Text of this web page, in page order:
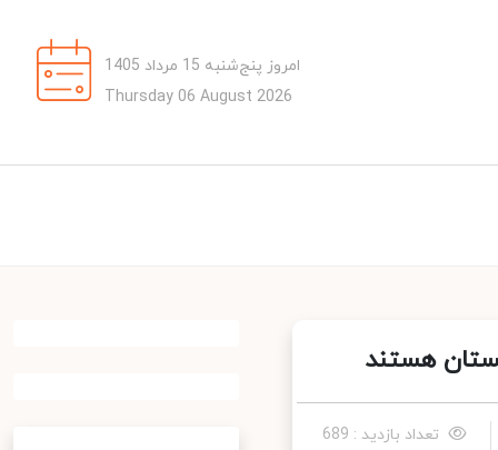
امروز پنج‌شنبه 15 مرداد 1405
Thursday 06 August 2026
هستند
تعداد بازدید : 689